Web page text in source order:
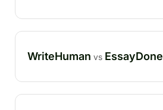
WriteHuman vs EssayDone